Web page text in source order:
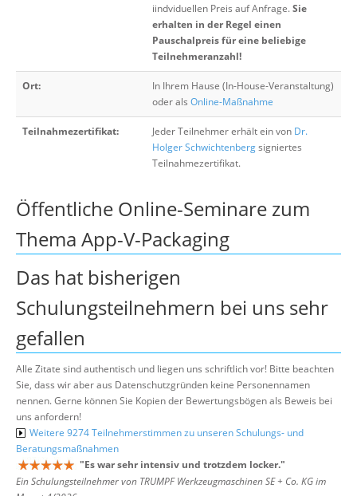
iindviduellen Preis auf Anfrage.Sie
erhalten in der Regel einen
Pauschalpreis für eine beliebige
Teilnehmeranzahl!
Ort:
In Ihrem Hause (In-House-Veranstaltung)
oder als Online-Maßnahme
Teilnahmezertifikat: Jeder Teilnehmer erhält ein von Dr.
Holger Schwichtenbergsigniertes
Teilnahmezertifikat.
Öffentliche Online-Seminare zum
Thema App-V-Packaging
Das hat bisherigen
Schulungsteilnehmern bei uns sehr
gefallen
Alle Zitate sind authentisch und liegen uns schriftlich vor! Bitte beachten
Sie, dass wir aber aus Datenschutzgründen keine Personennamen
nennen. Gerne können Sie Kopien der Bewertungsbögen als Beweis bei
uns anfordern!
Weitere 9274 Teilnehmerstimmen zu unseren Schulungs- und
Beratungsmaßnahmen
"Es war sehr intensiv und trotzdem locker."
Ein Schulungsteilnehmer von TRUMPF Werkzeugmaschinen SE + Co. KG im